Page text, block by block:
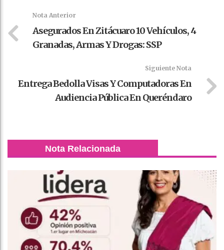
Nota Anterior
Asegurados En Zitácuaro 10 Vehículos, 4
Granadas, Armas Y Drogas: SSP
Siguiente Nota
Entrega Bedolla Visas Y Computadoras En
Audiencia Pública En Queréndaro
Nota Relacionada